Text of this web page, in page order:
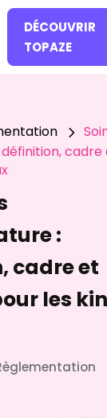
DÉCOUVRIR
TOPAZE
5
:
cadre et
les